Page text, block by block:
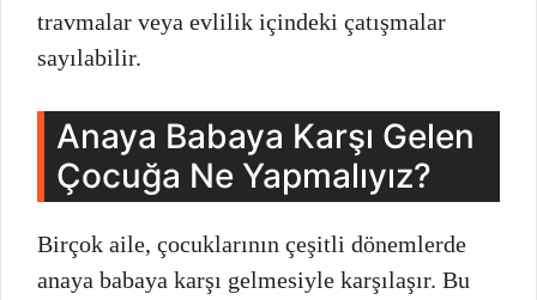
travmalar veya evlilik içindeki çatışmalar
sayılabilir.
Anaya Babaya Karşı Gelen
Çocuğa Ne Yapmalıyız?
Birçok aile, çocuklarının çeşitli dönemlerde
anaya babaya karşı gelmesiyle karşılaşır. Bu